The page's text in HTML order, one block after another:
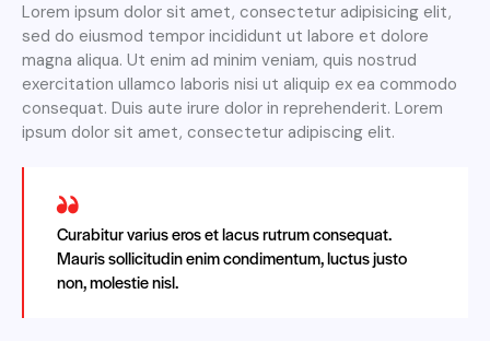
Lorem ipsum dolor sit amet, consectetur adipisicing elit,
sed do eiusmod tempor incididunt ut labore et dolore
magna aliqua. Ut enim ad minim veniam, quis nostrud
exercitation ullamco laboris nisi ut aliquip ex ea commodo
consequat. Duis aute irure dolor in reprehenderit. Lorem
ipsum dolor sit amet, consectetur adipiscing elit.
Curabitur varius eros et lacus rutrum consequat.
Mauris sollicitudin enim condimentum, luctus justo
non, molestie nisl.